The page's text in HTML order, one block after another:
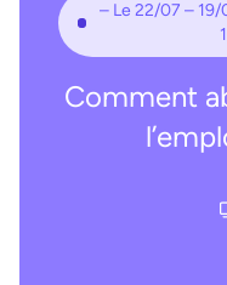
– Le 22/07 –
Comment